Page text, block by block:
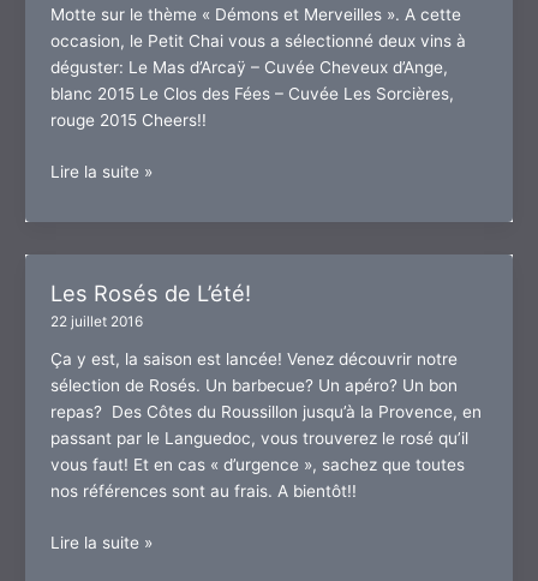
Motte sur le thème « Démons et Merveilles ». A cette
occasion, le Petit Chai vous a sélectionné deux vins à
déguster: Le Mas d’Arcaÿ – Cuvée Cheveux d’Ange,
blanc 2015 Le Clos des Fées – Cuvée Les Sorcières,
rouge 2015 Cheers!!
Carnaval
La
Lire la suite »
Les Rosés de L’été!
22 juillet 2016
Ça y est, la saison est lancée! Venez découvrir notre
sélection de Rosés. Un barbecue? Un apéro? Un bon
repas? Des Côtes du Roussillon jusqu’à la Provence, en
passant par le Languedoc, vous trouverez le rosé qu’il
vous faut! Et en cas « d’urgence », sachez que toutes
nos références sont au frais. A bientôt!!
Les
Lire la suite »